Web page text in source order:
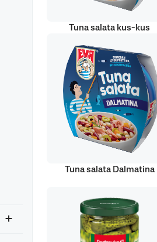
Tuna salata kus-kus
Tuna salata Dalmatina